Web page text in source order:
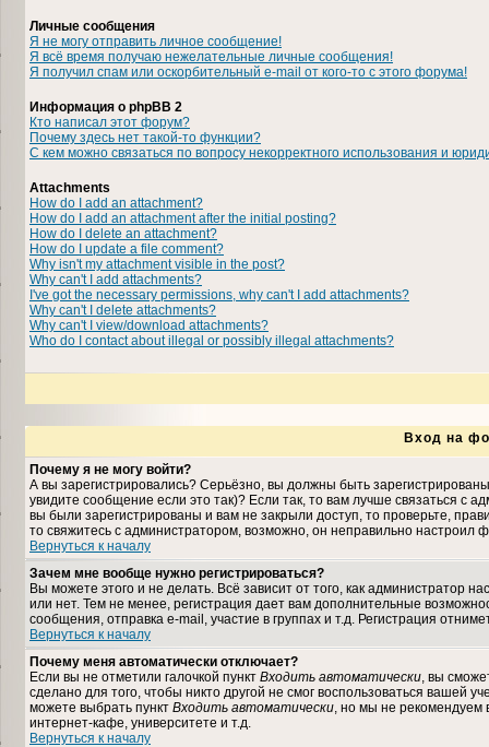
Личные сообщения
Я не могу отправить личное сообщение!
Я всё время получаю нежелательные личные сообщения!
Я получил спам или оскорбительный e-mail от кого-то с этого форума!
Информация о phpBB 2
Кто написал этот форум?
Почему здесь нет такой-то функции?
С кем можно связаться по вопросу некорректного использования и
Attachments
How do I add an attachment?
How do I add an attachment after the initial posting?
How do I delete an attachment?
How do I update a file comment?
Why isn't my attachment visible in the post?
Why can't I add attachments?
I've got the necessary permissions, why can't I add attachments?
Why can't I delete attachments?
Why can't I view/download attachments?
Who do I contact about illegal or possibly illegal attachments?
Вход на
Почему я не могу войти?
А вы зарегистрировались? Серьёзно, вы должны быть
увидите сообщение если это так)? Если так, то вам лучше связаться с
вы были зарегистрированы и вам не закрыли доступ, то проверьте,
то свяжитесь с администратором, возможно, он неправильно настроил
Вернуться к началу
Зачем мне вообще нужно регистрироваться?
Вы можете этого и не делать. Всё зависит от того, как
или нет. Тем не менее, регистрация дает вам дополнительные
сообщения, отправка e-mail, участие в группах и т.д. Регистрация
Вернуться к началу
Почему меня автоматически отключает?
Если вы не отметили галочкой пункт Входить автоматически, вы
сделано для того, чтобы никто другой не смог воспользоваться вашей
можете выбрать пункт Входить автоматически, но мы не рекомендуем
интернет-кафе, университете и т.д.
Вернуться к началу